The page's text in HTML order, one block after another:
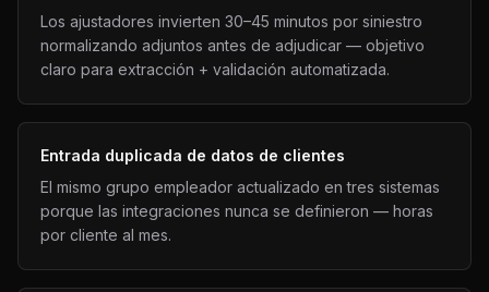
Los ajustadores invierten 30–45 minutos por siniestro
normalizando adjuntos antes de adjudicar — objetivo
claro para extracción + validación automatizada.
Entrada duplicada de datos de clientes
El mismo grupo empleador actualizado en tres sistemas
porque las integraciones nunca se definieron — horas
por cliente al mes.